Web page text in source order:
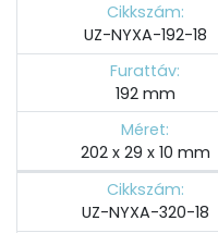
Cikkszám:
UZ-NYXA-192-18
Furattáv:
192 mm
Méret:
202 x 29 x 10 mm
Cikkszám:
UZ-NYXA-320-18